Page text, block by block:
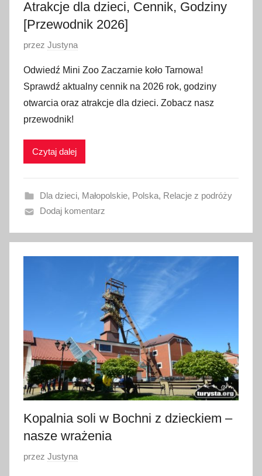
6
Atrakcje dla dzieci, Cennik, Godziny
[Przewodnik 2026]
O
u
b
l
i
w
n
o
c
z
a
2
0
2
6
przez Justyna
Odwiedź Mini Zoo Zaczarnie koło Tarnowa!
Sprawdź aktualny cennik na 2026 rok, godziny
otwarcia oraz atrakcje dla dzieci. Zobacz nasz
przewodnik!
Czytaj dalej
Dla dzieci, Małopolskie, Polska, Relacje z podróży
Dodaj komentarz
Kopalnia soli w Bochni z dzieckiem –
nasze wrażenia
O
przez Justyna